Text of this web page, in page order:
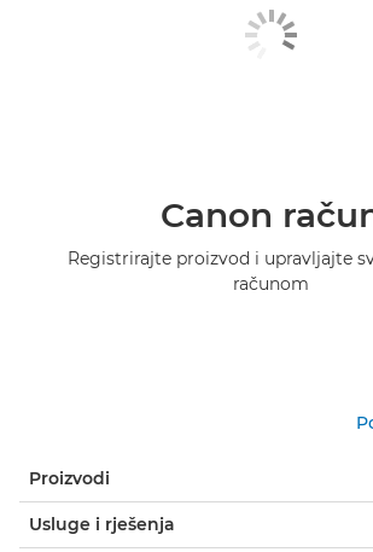
Canon
Registrirajte proizvod i upravljajte
računom
Proizvodi
Usluge i rješenja